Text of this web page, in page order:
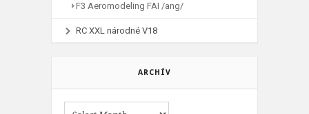
F3 Aeromodeling FAI /ang/
RC XXL národné V18
ARCHÍV